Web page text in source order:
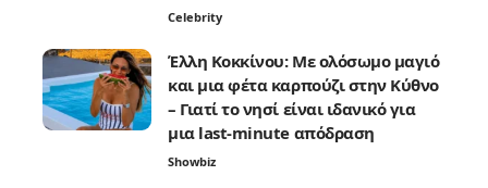
Celebrity
Έλλη Κοκκίνου: Με ολόσωμο μαγιό
και μια φέτα καρπούζι στην Κύθνο
– Γιατί το νησί είναι ιδανικό για
μια last-minute απόδραση
Showbiz